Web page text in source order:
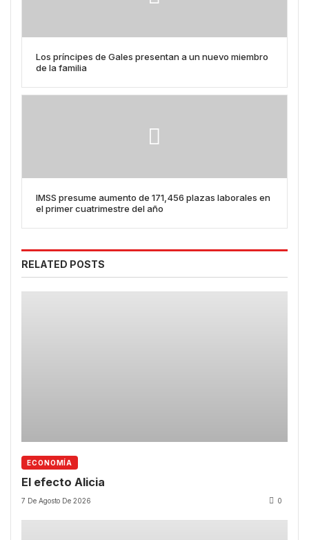
Los príncipes de Gales presentan a un nuevo miembro
de la familia
IMSS presume aumento de 171,456 plazas laborales en
el primer cuatrimestre del año
RELATED POSTS
ECONOMÍA
El efecto Alicia
7 De Agosto De 2026 0